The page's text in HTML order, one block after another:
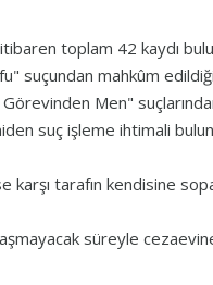
itibaren toplam 42 kaydı
suçundan mahkûm
Men" suçlarından
suç işleme ihtimali
karşı tarafın kendisine
aşmayacak süreyle